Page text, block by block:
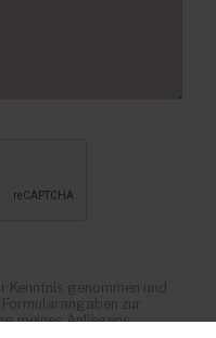
Kenntnis genommen und
zur
meines Anliegens